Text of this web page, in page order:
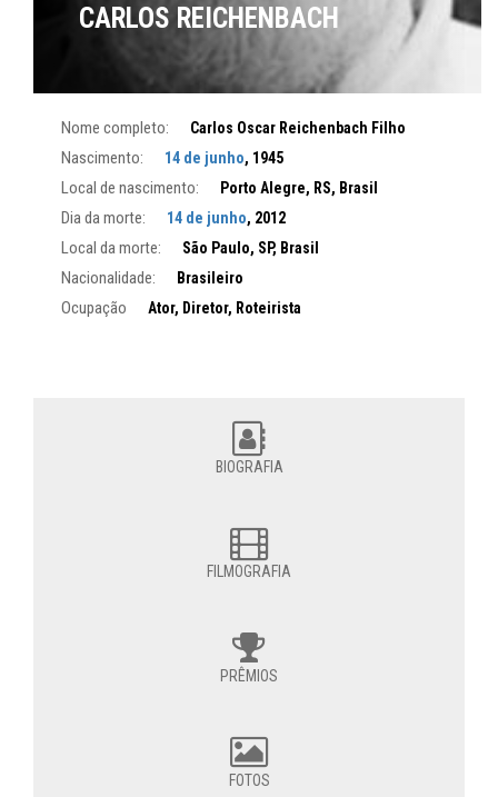
CARLOS REICHENBACH
Nome completo: Carlos Oscar Reichenbach Filho
Nascimento: 14 de junho, 1945
Local de nascimento: Porto Alegre, RS, Brasil
Dia da morte: 14 de junho, 2012
Local da morte: São Paulo, SP, Brasil
Nacionalidade: Brasileiro
Ocupação Ator, Diretor, Roteirista
BIOGRAFIA
FILMOGRAFIA
PRÊMIOS
FOTOS